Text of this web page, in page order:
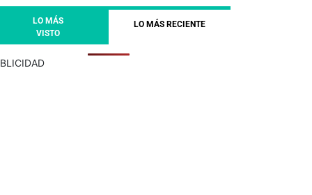
LO MÁS
VISTO
LO MÁS RECIENTE